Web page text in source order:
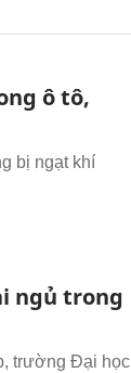
ô tô,
bị ngạt khí
ngủ trong
trường Đại học